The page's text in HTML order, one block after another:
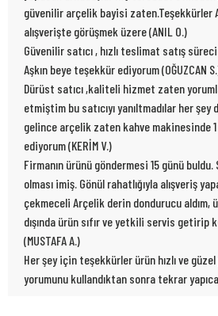
güvenilir arçelik bayisi zaten.Teşekkürler
alışverişte görüşmek üzere (ANIL O.)
Güvenilir satıcı , hızlı teslimat satış
Aşkın beye teşekkür ediyorum (OĞUZCAN
Dürüst satıcı ,kaliteli hizmet zaten
etmiştim bu satıcıyı yanıltmadılar her
gelince arçelik zaten kahve makinesinde
ediyorum (KERİM V.)
Firmanın ürünü göndermesi 15 günü
olması imiş. Gönül rahatlığıyla alışveriş
çekmeceli Arçelik derin dondurucu aldım,
dışında ürün sıfır ve yetkili servis getirip
(MUSTAFA A.)
Her şey için teşekkürler ürün hızlı ve
yorumunu kullandıktan sonra tekrar